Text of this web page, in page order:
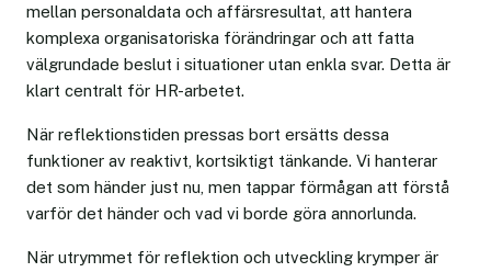
mellan personaldata och affärsresultat, att hantera
komplexa organisatoriska förändringar och att fatta
välgrundade beslut i situationer utan enkla svar. Detta är
klart centralt för HR-arbetet.
När reflektionstiden pressas bort ersätts dessa
funktioner av reaktivt, kortsiktigt tänkande. Vi hanterar
det som händer just nu, men tappar förmågan att förstå
varför det händer och vad vi borde göra annorlunda.
När utrymmet för reflektion och utveckling krymper är